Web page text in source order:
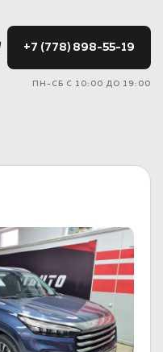
+7 (778) 898-55-19
ПН-СБ С 10:00 ДО 19:00